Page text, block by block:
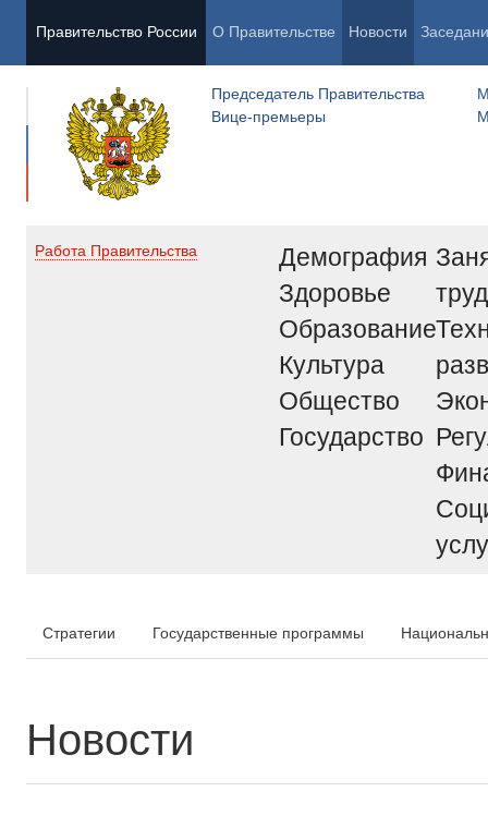
Правительство России О Правительстве Новости
Председатель Правительства
Вице-премьеры
Работа Правительства
Демография
Здоровье
Образование
Культура
Общество
Государство
труд
Стратегии Государственные программы
Новости